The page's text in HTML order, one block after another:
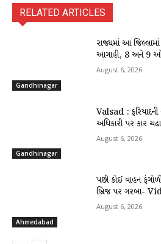
RELATED ARTICLES
Gandhinagar
રાજ્યમાં આ
આગાહી, 8 અને 9
August 6, 2026
Gandhinagar
Valsad :
અધિકારી પર કાર
August 6, 2026
Ahmedabad
પછી કોઈ વાહન
બ્રિજ પર ગરબા-
August 6, 2026